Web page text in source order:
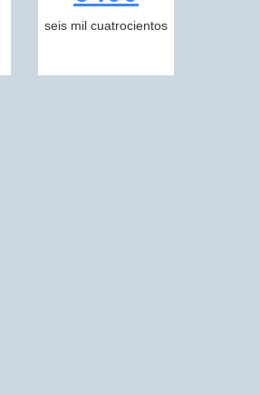
seis mil cuatrocientos